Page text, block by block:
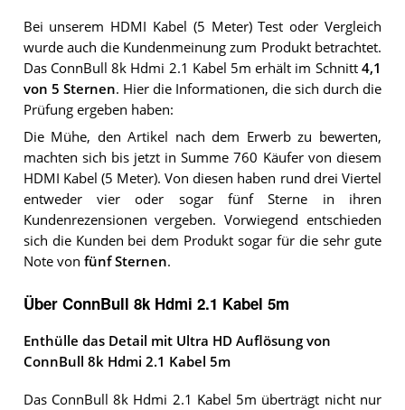
Bei unserem HDMI Kabel (5 Meter)Test oder Vergleich
wurde auch die Kundenmeinung zum Produkt betrachtet.
Das ConnBull 8k Hdmi 2.1 Kabel 5m erhält im Schnitt 4,1
von 5 Sternen. Hier die Informationen, die sich durch die
Prüfung ergeben haben:
Die Mühe, den Artikel nach dem Erwerb zu bewerten,
machten sich bis jetzt in Summe 760 Käufer von diesem
HDMI Kabel (5 Meter). Von diesen haben rund drei Viertel
entweder vier oder sogar fünf Sterne in ihren
Kundenrezensionen vergeben. Vorwiegend entschieden
sich die Kunden bei dem Produkt sogar für die sehr gute
Note von fünf Sternen.
Über ConnBull 8k Hdmi 2.1 Kabel 5m
Enthülle das Detail mit Ultra HD Auflösung von
ConnBull 8k Hdmi 2.1 Kabel 5m
Das ConnBull 8k Hdmi 2.1 Kabel 5m überträgt nicht nur